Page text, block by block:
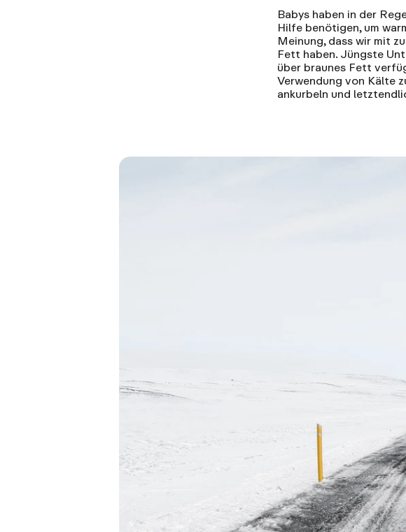
Babys haben in der
Hilfe benötigen, um
Meinung, dass wir mit
Fett haben. Jüngste
über braunes Fett
Verwendung von Kälte
ankurbeln und